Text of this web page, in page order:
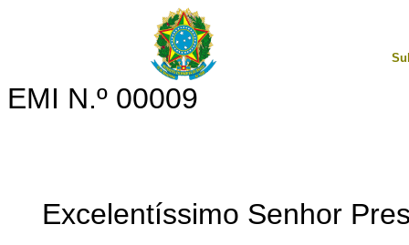
EMI N.º 00009
Excelentíssimo Senhor